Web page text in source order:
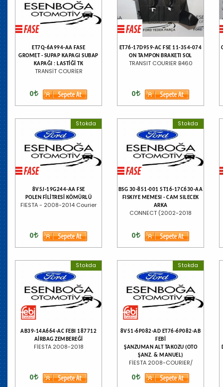
ET7Q-6A994-AA FASE
GROMET - SUPAP KAPAGI SUBAP
KAPAĞI : LASTİĞİ TK
TRANSİT COURİER
0
ET76-17D959-AC FSE 11-354-074
ON TAMPON BRAKETI SOL
TRANSIT COURIER B460
0
Stokda
8V5J-19G244-AA FSE
POLEN FİLİTRESİ KÖMÜRLÜ
FIESTA - 2008-2014 Courier
0
Stokda
BSG 30-851-001 5T16-17C630-AA
FISKIYE MEMESI - CAM SILECEK
ARKA
CONNECT (2002-2018
0
Stokda
AB39-14A664-AC FEBI 187712
AİRBAG ZEMBEREĞİ
FİESTA 2008-2018
0
Stokda
8V51-6P082-AD ET76-6P082-AB
FEBİ
ŞANZUMAN ALT TAKOZU (OTO
ŞANZ. & MANUEL)
FİESTA 2008-COURIER/
0